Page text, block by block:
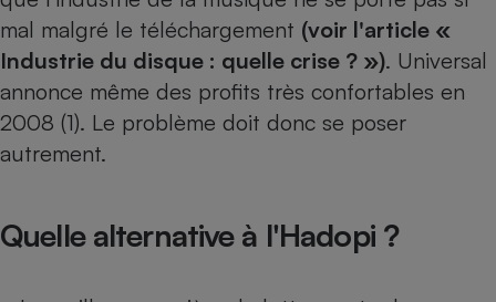
mal malgré le téléchargement (voir l'article «
Industrie du disque : quelle crise ? »). Universal
annonce même des profits très confortables en
2008 (1). Le problème doit donc se poser
autrement.
Quelle alternative à l'Hadopi ?